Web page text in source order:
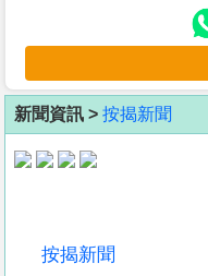
客
地
產
新聞資訊 > 按揭新聞
按揭新聞